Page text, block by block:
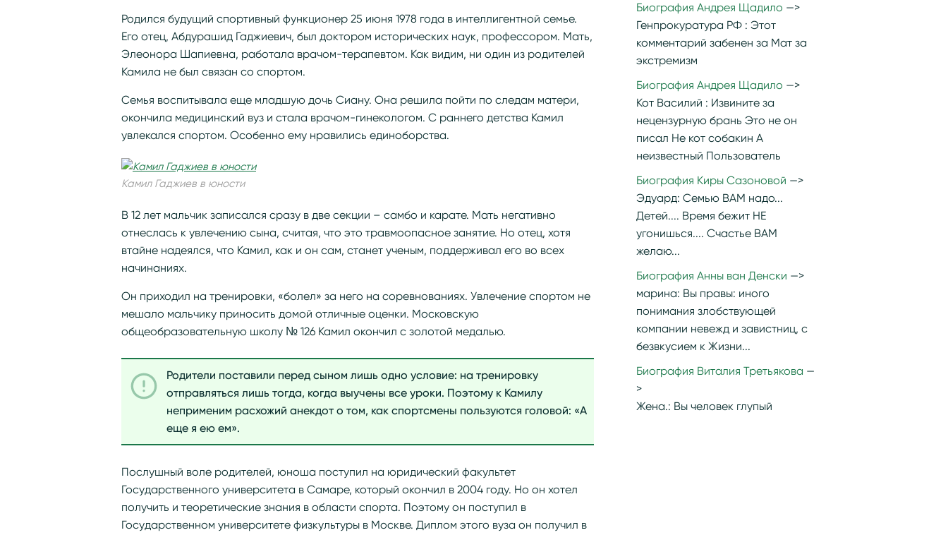
Родился будущий спортивный функционер 25 июня 1978 года в интеллигентной семье.
Его отец, Абдурашид Гаджиевич, был доктором исторических наук, профессором. Мать,
Элеонора Шапиевна, работала врачом-терапевтом. Как видим, ни один из родителей
Камила не был связан со спортом.
Семья воспитывала еще младшую дочь Сиану. Она решила пойти по следам матери,
окончила медицинский вуз и стала врачом-гинекологом. С раннего детства Камил
увлекался спортом. Особенно ему нравились единоборства.
Камил Гаджиев в юности
В 12 лет мальчик записался сразу в две секции – самбо и карате. Мать негативно
отнеслась к увлечению сына, считая, что это травмоопасное занятие. Но отец, хотя
втайне надеялся, что Камил, как и он сам, станет ученым, поддерживал его во всех
начинаниях.
Он приходил на тренировки, «болел» за него на соревнованиях. Увлечение спортом не
мешало мальчику приносить домой отличные оценки. Московскую
общеобразовательную школу № 126 Камил окончил с золотой медалью.
Родители поставили перед сыном лишь одно условие: на тренировку
отправляться лишь тогда, когда выучены все уроки. Поэтому к Камилу
неприменим расхожий анекдот о том, как спортсмены пользуются головой: «А
еще я ею ем».
Послушный воле родителей, юноша поступил на юридический факультет
Государственного университета в Самаре, который окончил в 2004 году. Но он хотел
получить и теоретические знания в области спорта. Поэтому он поступил в
Государственном университете физкультуры в Москве. Диплом этого вуза он получил в
Биография Андрея Щадило
Генпрокуратура РФ : Этот
комментарий забенен за Мат за
экстремизм
Биография Андрея Щадило
Кот Василий : Извините за
нецензурную брань Это не он
писал Не кот собакин А
неизвестный Пользователь
Биография Киры Сазоновой
Эдуард: Семью ВАМ надо...
Детей.... Время бежит НЕ
угонишься.... Счастье ВАМ
желаю...
Биография Анны ван Денски
марина: Вы правы: иного
понимания злобствующей
компании невежд и завистниц, с
безвкусием к Жизни...
Биография Виталия Третьякова
Жена.: Вы человек глупый